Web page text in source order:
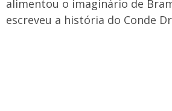
alimentou o imaginário de
escreveu a história do Conde